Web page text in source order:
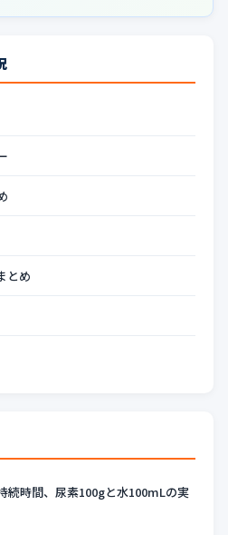
とめ
続時間、尿素100gと水100mLの実